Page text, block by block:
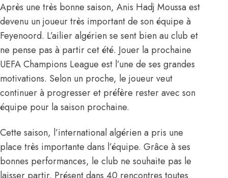
Après une très bonne saison, Anis Hadj Moussa est
devenu un joueur très important de son équipe à
Feyenoord. L’ailier algérien se sent bien au club et
ne pense pas à partir cet été. Jouer la prochaine
UEFA Champions League est l’une de ses grandes
motivations. Selon un proche, le joueur veut
continuer à progresser et préfère rester avec son
équipe pour la saison prochaine.
Cette saison, l’international algérien a pris une
place très importante dans l’équipe. Grâce à ses
bonnes performances, le club ne souhaite pas le